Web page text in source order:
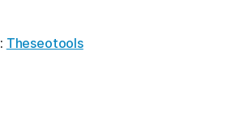
: Theseotools